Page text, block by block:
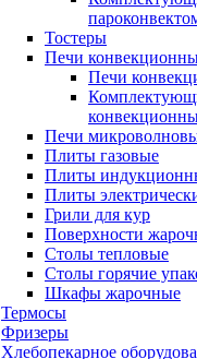
Тостеры
Печи
Печи
Печи
Плиты газовые
Плиты
Плиты
Грили для кур
Поверхности
Столы тепловые
Столы горячие
Шкафы жарочные
Термосы
Фризеры
Хлебопекарное